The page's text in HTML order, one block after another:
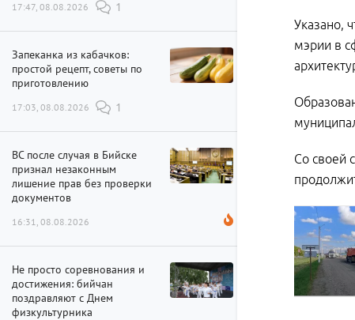
17:47, 08.08.2026 1
Запеканка из кабачков:
простой рецепт, советы по
приготовлению
17:03, 08.08.2026 1
ВС после случая в Бийске
признал незаконным
лишение прав без проверки
документов
16:31, 08.08.2026
Не просто соревнования и
достижения: бийчан
поздравляют с Днем
физкультурника
Указано,
мэрии в
Со своей